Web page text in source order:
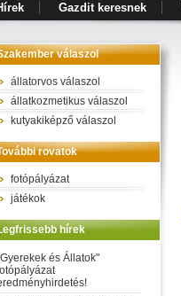
Gazdit keresnek
válaszol
állatorvos válaszol
állatkozmetikus válaszol
kutyakiképző válaszol
rovatok
fotópályázat
játékok
hírek
és Állatok"